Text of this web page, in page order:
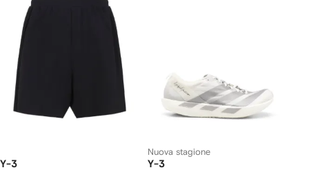
Y-3
Nuova stagione
Y-3